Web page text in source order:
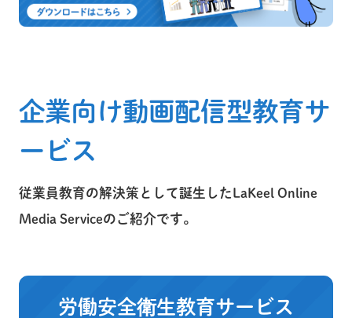
企業向け動画配信型教育サ
ービス
従業員教育の解決策として誕生したLaKeel Online
Media Serviceのご紹介です。
労働安全衛生教育サービス